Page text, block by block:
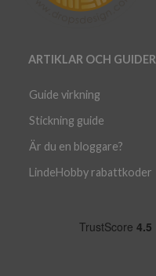
ARTIKLAR OCH GUIDER
Guide virkning
Stickning guide
Är du en bloggare?
LindeHobby rabattkoder